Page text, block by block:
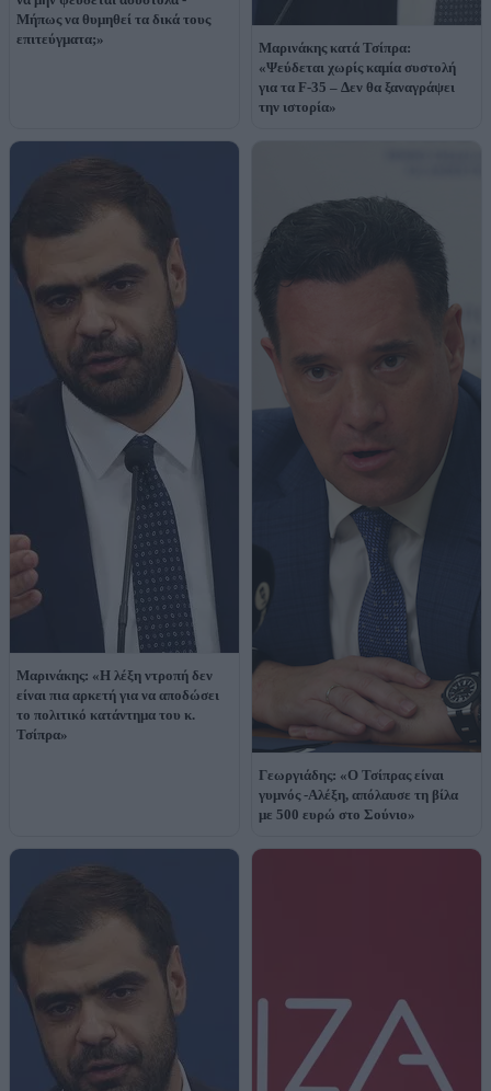
Μήπως να θυμηθεί τα δικά τους
επιτεύγματα;»
Μαρινάκης κατά Τσίπρα:
«Ψεύδεται χωρίς καμία συστολή
για τα F-35 – Δεν θα ξαναγράψει
την ιστορία»
Μαρινάκης: «Η λέξη ντροπή δεν
είναι πια αρκετή για να αποδώσει
το πολιτικό κατάντημα του κ.
Τσίπρα»
Γεωργιάδης: «Ο Τσίπρας είναι
γυμνός -Αλέξη, απόλαυσε τη βίλα
με 500 ευρώ στο Σούνιο»